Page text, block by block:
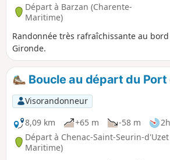
Départ à Barzan (Charente-
Maritime)
Randonnée très rafraîchissante au
Gironde.
Boucle au départ du
Visorandonneur
8,09 km
+65 m -58 m
Départ à Chenac-Saint-Seurin-
Maritime)